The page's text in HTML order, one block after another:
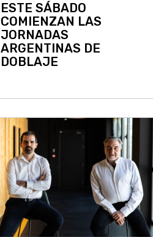
ESTE SÁBADO
COMIENZAN LAS
JORNADAS
ARGENTINAS DE
DOBLAJE